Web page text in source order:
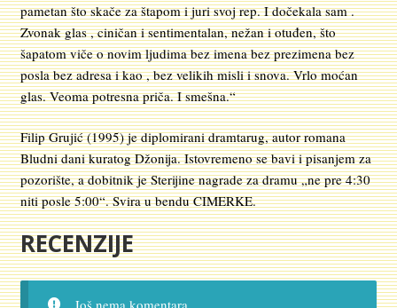
pametan što skače za štapom i juri svoj rep. I dočekala sam .
Zvonak glas , ciničan i sentimentalan, nežan i otuđen, što
šapatom viče o novim ljudima bez imena bez prezimena bez
posla bez adresa i kao , bez velikih misli i snova. Vrlo moćan
glas. Veoma potresna priča. I smešna.“
Filip Grujić (1995) je diplomirani dramtarug, autor romana
Bludni dani kuratog Džonija. Istovremeno se bavi i pisanjem za
pozorište, a dobitnik je Sterijine nagrade za dramu „ne pre 4:30
niti posle 5:00“. Svira u bendu CIMERKE.
RECENZIJE
Još nema komentara.